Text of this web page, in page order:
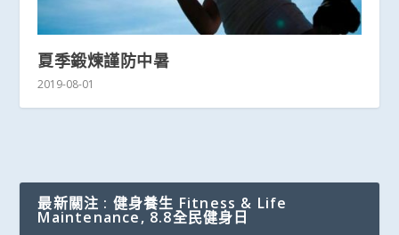
夏季鍛煉謹防中暑
2019-08-01
最新關注 : 健身養生 Fitness & Life
Maintenance, 8.8全民健身日